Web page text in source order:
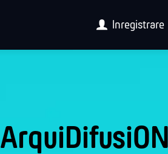
Înregistrare